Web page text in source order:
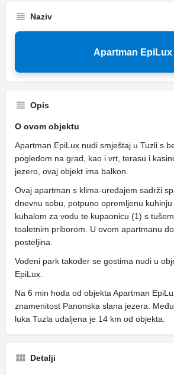
Naziv
Apartman EpiLux
Opis
O ovom objektu
Apartman EpiLux nudi smještaj u Tuzli s
pogledom na grad, kao i vrt, terasu i
jezero, ovaj objekt ima balkon.
Ovaj apartman s klima-uređajem sadrži
dnevnu sobu, potpuno opremljenu
kuhalom za vodu te kupaonicu (1) s
toaletnim priborom. U ovom apartmanu
posteljina.
Vodeni park također se gostima nudi u
EpiLux.
Na 6 min hoda od objekta Apartman
znamenitost Panonska slana jezera.
luka Tuzla udaljena je 14 km od objekta.
Detalji